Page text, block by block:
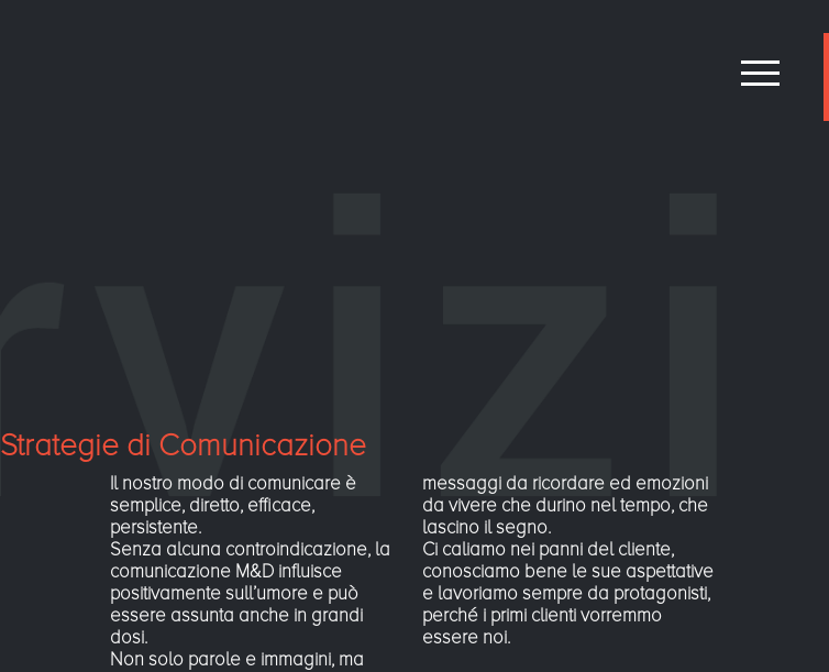
Strategie di Comunicazione
Il nostro modo di comunicare è
semplice, diretto, efficace,
persistente.
Senza alcuna controindicazione, la
comunicazione M&D influisce
positivamente sull’umore e può
essere assunta anche in grandi
dosi.
Non solo parole e immagini, ma
messaggi da ricordare ed emozioni
da vivere che durino nel tempo, che
lascino il segno.
Ci caliamo nei panni del cliente,
conosciamo bene le sue aspettative
e lavoriamo sempre da protagonisti,
perché i primi clienti vorremmo
essere noi.